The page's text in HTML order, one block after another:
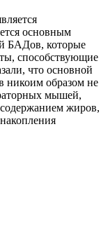
основным
БАДов, которые
способствующие
что основной
никоим образом не
мышей,
жиров,